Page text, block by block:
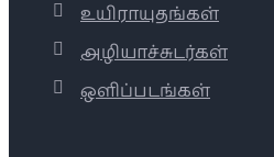
உயிராயுதங்கள்
அழியாச்சுடர்கள்
ஒளிப்படங்கள்